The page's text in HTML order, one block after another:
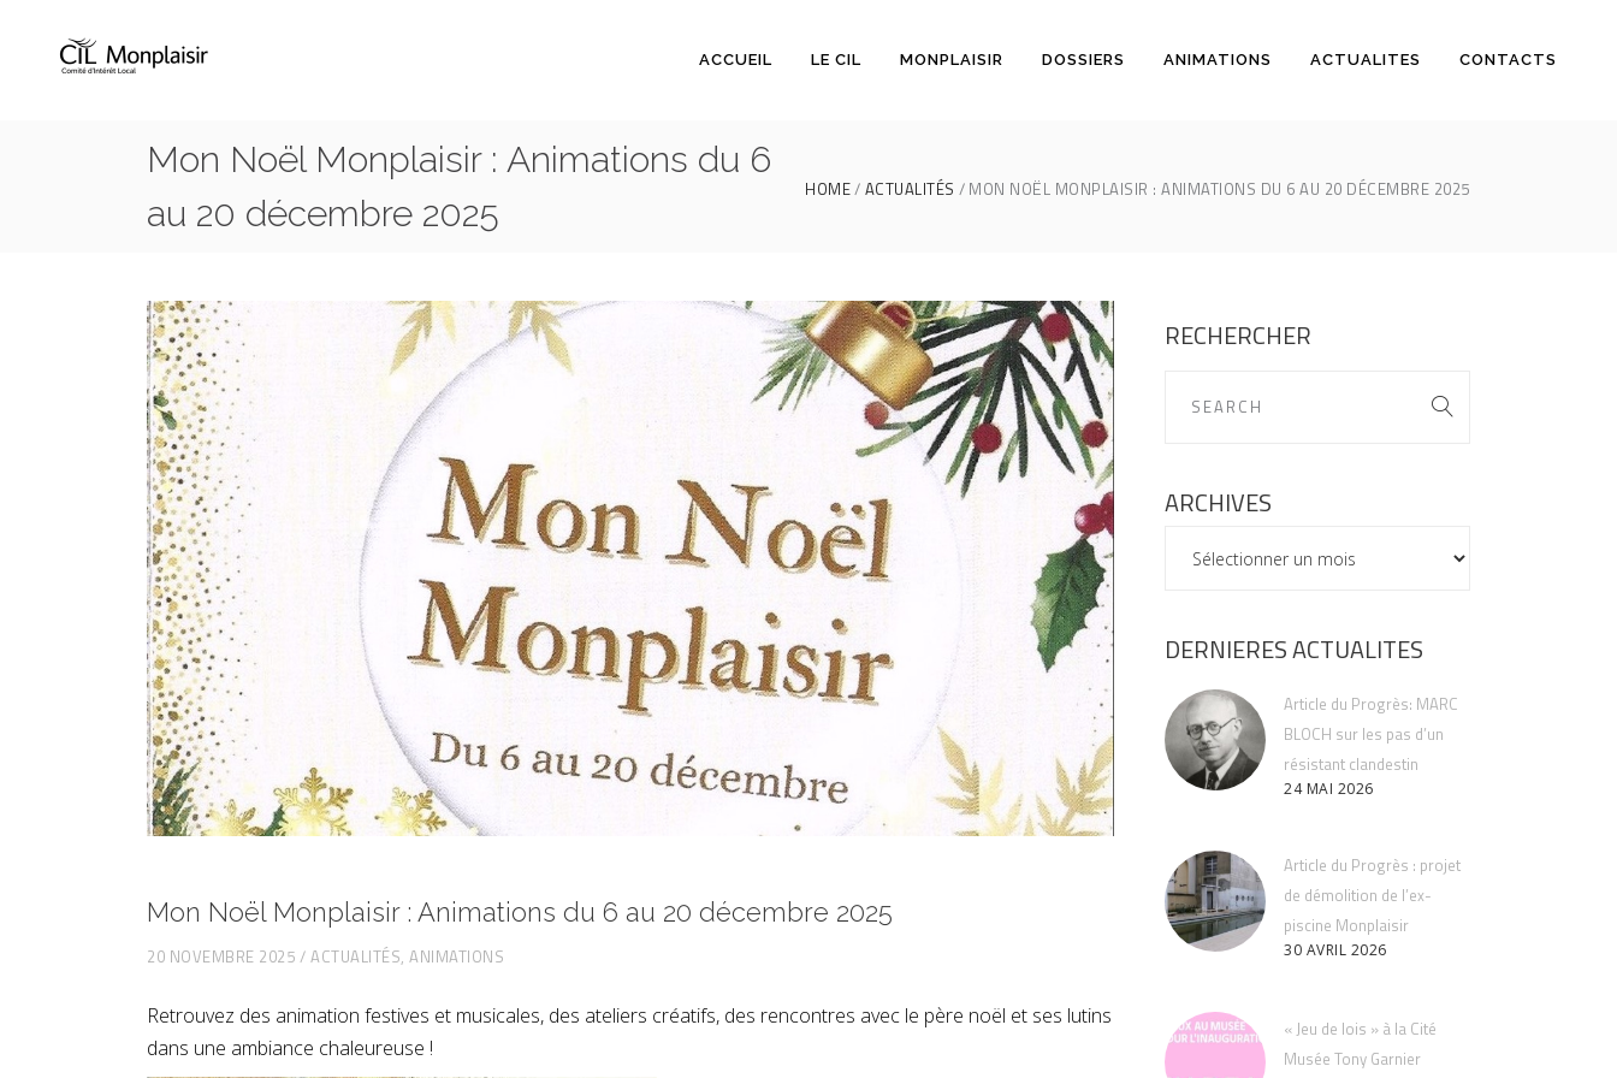
ACCUEIL LE CIL MONPLAISIR DOSSIERS ANIMATIONS ACTUALITES CONTACTS
Mon Noël Monplaisir : Animations du 6
au 20 décembre 2025
HOME ACTUALITÉS MON NOËL MONPLAISIR : ANIMATIONS DU 6 AU 20 DÉCEMBRE 2025
Mon Noël Monplaisir : Animations du 6 au 20 décembre 2025
20 NOVEMBRE 2025 ACTUALITÉS, ANIMATIONS
Retrouvez des animation festives et musicales, des ateliers créatifs, des rencontres avec le père noël et ses lutins
dans une ambiance chaleureuse !
RECHERCHER
ARCHIVES
ARCHIVES
DERNIERES ACTUALITES
Article du Progrès: MARC
BLOCH sur les pas d’un
résistant clandestin
24 MAI 2026
Article du Progrès : projet
de démolition de l’ex-
piscine Monplaisir
30 AVRIL 2026
« Jeu de lois » à la Cité
Musée Tony Garnier